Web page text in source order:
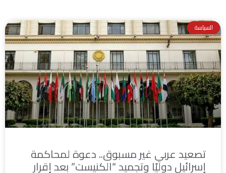
السياسة
تصعيد عربي غير مسبوق.. دعوة لمحاكمة
إسرائيل دوليًا وتجميد “الكنيست” بعد إقرار